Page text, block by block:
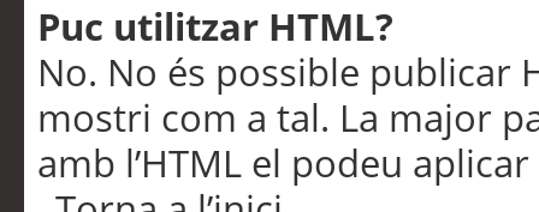
Puc utilitzar HTML?
No. No és possible publicar
mostri com a tal. La major
amb l’HTML el podeu